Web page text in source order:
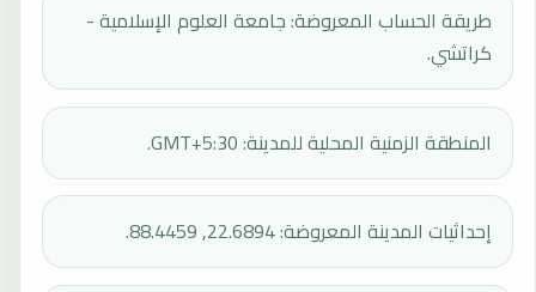
طريقة الحساب المعروضة: جامعة العلوم الإسلامية -
كراتشي.
المنطقة الزمنية المحلية للمدينة: GMT+5:30.
إحداثيات المدينة المعروضة: 22.6894, 88.4459.